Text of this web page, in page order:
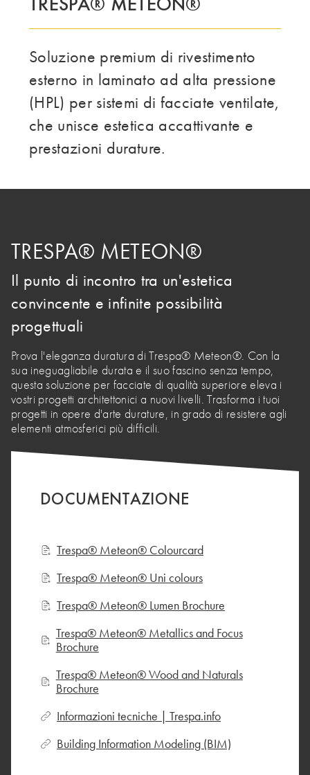
IL GRUPPO | TRESPA INTERNATIONAL
Soluzione premium di rivestimento
esterno in laminato ad alta pressione
(HPL) per sistemi di facciate ventilate,
che unisce estetica accattivante e
prestazioni durature.
TRESPA® METEON®
Il punto di incontro tra un'estetica
convincente e infinite possibilità
progettuali
Prova l'eleganza duratura di Trespa® Meteon®. Con la
sua ineguagliabile durata e il suo fascino senza tempo,
questa soluzione per facciate di qualità superiore eleva i
vostri progetti architettonici a nuovi livelli. Trasforma i tuoi
progetti in opere d'arte durature, in grado di resistere agli
elementi atmosferici più difficili.
DOCUMENTAZIONE
Trespa® Meteon® Colourcard
Trespa® Meteon® Uni colours
Trespa® Meteon® Lumen Brochure
Trespa® Meteon® Metallics and Focus
Brochure
Trespa® Meteon® Wood and Naturals
Brochure
Informazioni tecniche | Trespa.info
Building Information Modeling (BIM)